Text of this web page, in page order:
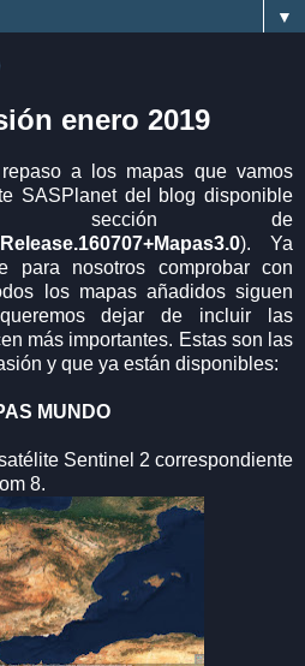
▼
enero 2019
a los mapas que vamos
SASPlanet del blog disponible
sección de
). Ya
para nosotros comprobar con
los mapas añadidos siguen
dejar de incluir las
más importantes. Estas son las
y que ya están disponibles:
MUNDO
Sentinel 2 correspondiente
8.